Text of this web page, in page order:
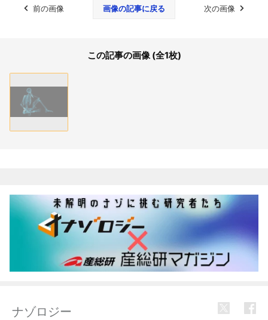
前の画像 画像の記事に戻る 次の画像
この記事の画像 (全1枚)
ナゾロジー